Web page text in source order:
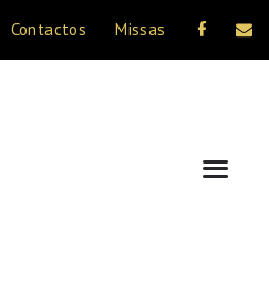
Contactos Missas